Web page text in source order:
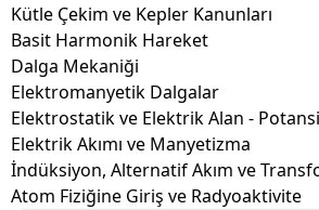
Kütle Çekim ve Kepler Kanunları
Basit Harmonik Hareket
Dalga Mekaniği
Elektromanyetik Dalgalar
Elektrostatik ve Elektrik Alan -
Elektrik Akımı ve Manyetizma
İndüksiyon, Alternatif Akım ve
Atom Fiziğine Giriş ve Radyoaktivite